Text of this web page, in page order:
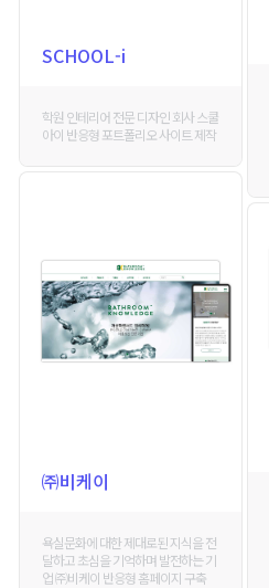
SCHOOL-i
학원 인테리어 전문 디자인 회사 스쿨
아이 반응형 포트폴리오 사이트 제작
㈜비케이
욕실문화에 대한 제대로된 지식을 전
달하고 초심을 기억하며 발전하는 기
업 ㈜비케이 반응형 홈페이지 구축